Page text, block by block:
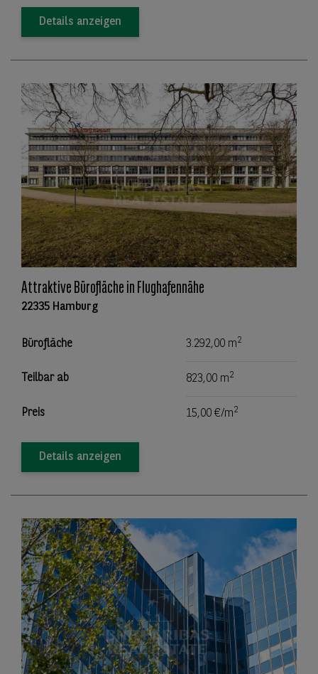
Details anzeigen
Attraktive Bürofläche in Flughafennähe
22335 Hamburg
Bürofläche 3.292,00 m2
Teilbar ab 823,00 m2
Preis 15,00 €/m2
Details anzeigen